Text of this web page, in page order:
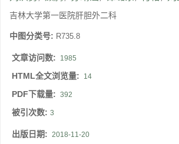
吉林大学第一医院肝胆外二科
中图分类号: R735.8
文章访问数: 1985
HTML全文浏览量: 14
PDF下载量: 392
被引次数: 3
出版日期: 2018-11-20